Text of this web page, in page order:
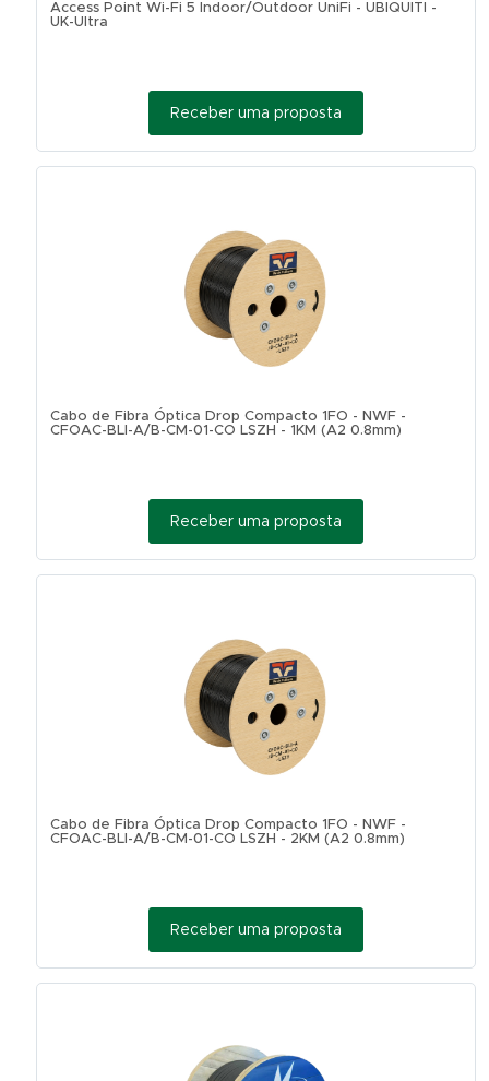
Access Point Wi-Fi 5 Indoor/Outdoor UniFi - UBIQUITI -
UK-Ultra
Receber uma proposta
Cabo de Fibra Óptica Drop Compacto 1FO - NWF -
CFOAC-BLI-A/B-CM-01-CO LSZH - 1KM (A2 0.8mm)
Receber uma proposta
Cabo de Fibra Óptica Drop Compacto 1FO - NWF -
CFOAC-BLI-A/B-CM-01-CO LSZH - 2KM (A2 0.8mm)
Receber uma proposta